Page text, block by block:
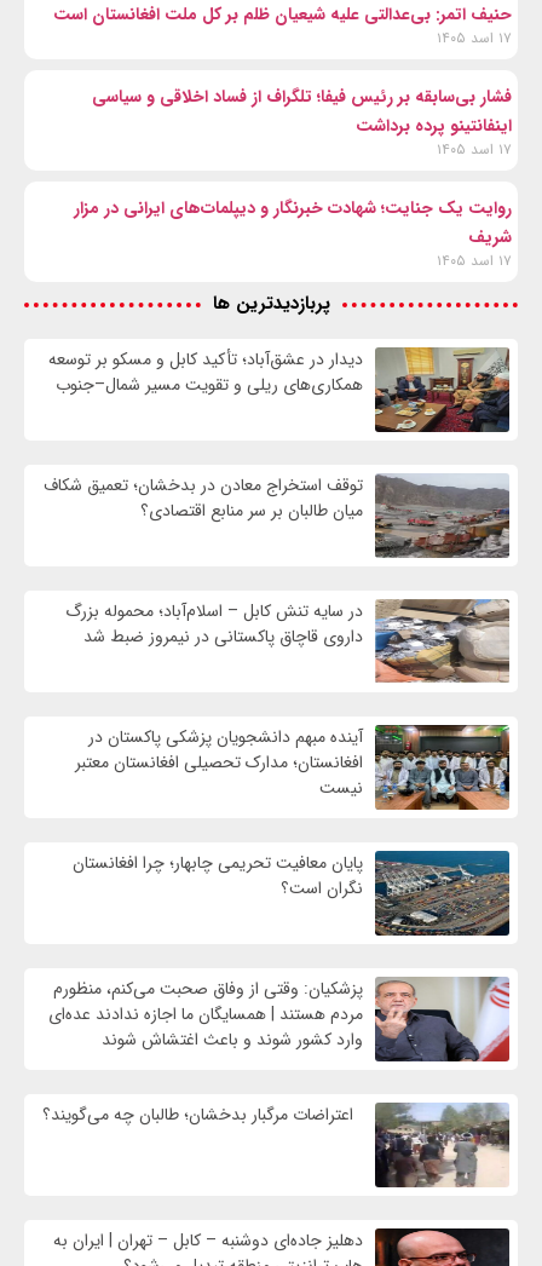
حنیف اتمر: بی‌عدالتی علیه شیعیان ظلم بر کل ملت افغانستان است
۱۷ اسد ۱۴۰۵
فشار بی‌سابقه بر رئیس فیفا؛ تلگراف از فساد اخلاقی و سیاسی
اینفانتینو پرده برداشت
۱۷ اسد ۱۴۰۵
روایت یک جنایت؛ شهادت خبرنگار و دیپلمات‌های ایرانی در مزار
شریف
۱۷ اسد ۱۴۰۵
پربازدیدترین ها
دیدار در عشق‌آباد؛ تأکید کابل و مسکو بر توسعه
همکاری‌های ریلی و تقویت مسیر شمال–جنوب
توقف استخراج معادن در بدخشان؛ تعمیق شکاف
میان طالبان بر سر منابع اقتصادی؟
در سایه تنش کابل – اسلام‌آباد؛ محموله بزرگ
داروی قاچاق پاکستانی در نیمروز ضبط شد
آینده مبهم دانشجویان پزشکی پاکستان در
افغانستان؛ مدارک تحصیلی افغانستان معتبر
نیست
پایان معافیت تحریمی‌ چابهار؛ چرا افغانستان
نگران است؟
پزشکیان: وقتی از وفاق صحبت می‌کنم، منظورم
مردم هستند | همسایگان ما اجازه ندادند عده‌ای
وارد کشور شوند و باعث اغتشاش شوند
اعتراضات مرگبار بدخشان؛ طالبان چه می‌گویند؟
دهلیز جاده‌ای دوشنبه – کابل – تهران | ایران به